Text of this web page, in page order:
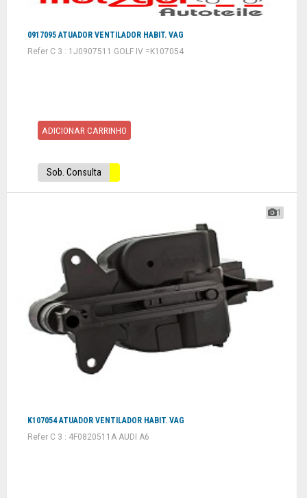
0917095 ATUADOR VENTILADOR HABIT. VAG
Refer C 3 : 1J0907511 GOLF IV =K107054
ADICIONAR CARRINHO
Sob. Consulta
1
K107054 ATUADOR VENTILADOR HABIT. VAG
Refer C 3 : 4F0820511A AUDI A6